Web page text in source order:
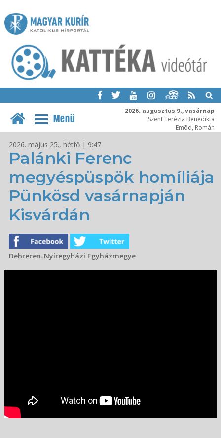
2026. augusztus 9., vasárnap
Szent Terézia Benedikta
Emõd, Román
Menü
2026. május 25., hétfő | 9:47
Palánki Ferenc
megyéspüspök homíliája
Pünkösd vasárnapján
Kisvárdán
Debrecen-Nyíregyházi Egyházmegye